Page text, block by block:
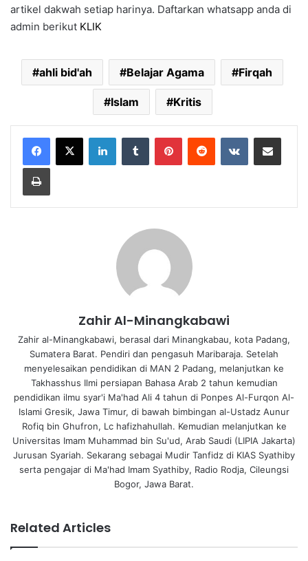
artikel dakwah setiap harinya. Daftarkan whatsapp anda di
admin berikut KLIK
ahli bid'ah Belajar Agama Firqah
Islam Kritis
Zahir Al-Minangkabawi
Zahir al-Minangkabawi, berasal dari Minangkabau, kota Padang,
Sumatera Barat. Pendiri dan pengasuh Maribaraja. Setelah
menyelesaikan pendidikan di MAN 2 Padang, melanjutkan ke
Takhasshus Ilmi persiapan Bahasa Arab 2 tahun kemudian
pendidikan ilmu syar'i Ma'had Ali 4 tahun di Ponpes Al-Furqon Al-
Islami Gresik, Jawa Timur, di bawah bimbingan al-Ustadz Aunur
Rofiq bin Ghufron, Lc hafizhahullah. Kemudian melanjutkan ke
Universitas Imam Muhammad bin Su'ud, Arab Saudi (LIPIA Jakarta)
Jurusan Syariah. Sekarang sebagai Mudir Tanfidz di KIAS Syathiby
serta pengajar di Ma'had Imam Syathiby, Radio Rodja, Cileungsi
Bogor, Jawa Barat.
Related Articles